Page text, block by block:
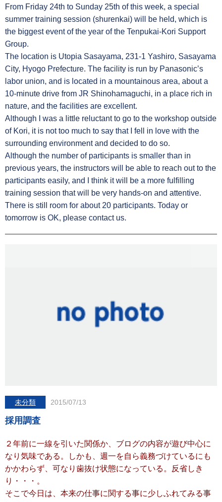
From Friday 24th to Sunday 25th of this week, a special
summer training session (shurenkai) will be held, which is
the biggest event of the year of the Tenpukai-Kori Support
Group.
The location is Utopia Sasayama, 231-1 Yashiro, Sasayama
City, Hyogo Prefecture. The facility is run by Panasonic’s
labor union, and is located in a mountainous area, about a
10-minute drive from JR Shinohamaguchi, in a place rich in
nature, and the facilities are excellent.
Although I was a little reluctant to go to the workshop outside
of Kori, it is not too much to say that I fell in love with the
surrounding environment and decided to do so.
Although the number of participants is smaller than in
previous years, the instructors will be able to reach out to the
participants easily, and I think it will be a more fulfilling
training session that will be very hands-on and attentive.
There is still room for about 20 participants. Today or
tomorrow is OK, please contact us.
未分類 2015/07/13
採用調査
２年前に一線を引いた関係か、ブログの内容が遊び中心に
なり気味である。しかも、週一を自ら義務づけているにも
かかわらず、可なり歯抜け状態になっている。反省しき
り・・・。
そこで今日は、本来の仕事に関する事に少しふれてみる事